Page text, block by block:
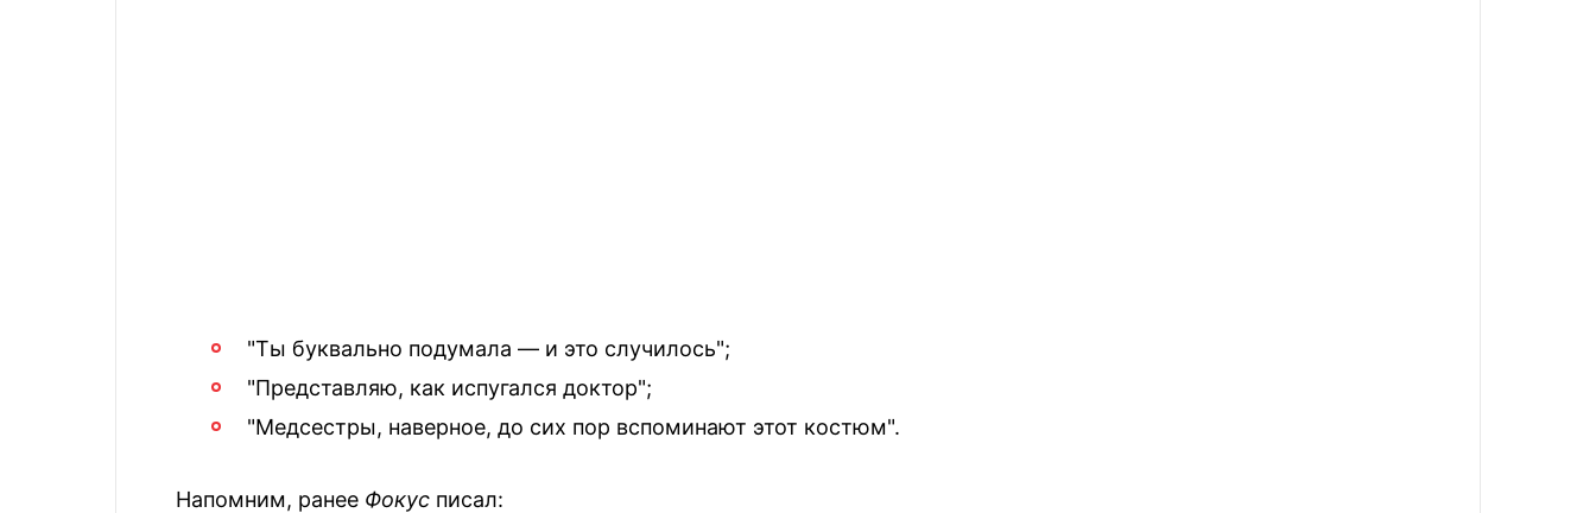
"Ты буквально подумала — и это случилось";
"Представляю, как испугался доктор";
"Медсестры, наверное, до сих пор вспоминают этот костюм".
Напомним, ранее Фокус писал: